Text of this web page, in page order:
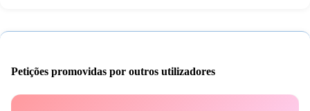
Petições promovidas por outros utilizadores